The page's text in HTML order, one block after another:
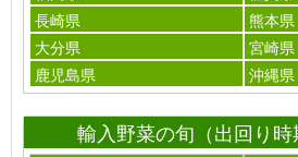
長崎県
熊本県
大分県
宮崎県
鹿児島県
沖縄県
輸入野菜の旬（出回り